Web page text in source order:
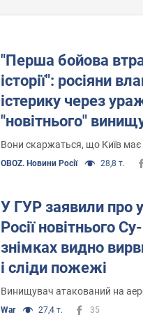
"Перша бойова
історії": росіяни
істерику через
"новітнього"
Вони скаржаться, що Київ має
OBOZ. Новини Росії 28,8 т.
У ГУР заявили про
Росії новітнього
знімках видно
і сліди пожежі
Винищувач атакований на
War 27,4 т. 35